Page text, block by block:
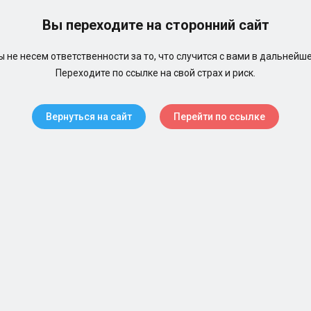
Вы переходите на сторонний сайт
не несем ответственности за то, что случится с вами в
Переходите по ссылке на свой страх и риск.
Вернуться на сайт Перейти по ссылке